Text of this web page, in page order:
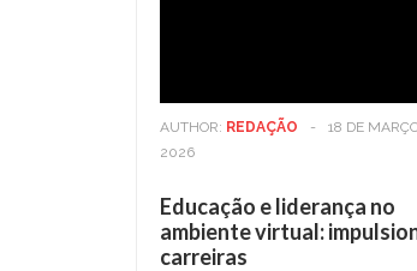
AUTHOR: REDAÇÃO -
18 DE
2026
Educação e liderança no
ambiente virtual:
carreiras